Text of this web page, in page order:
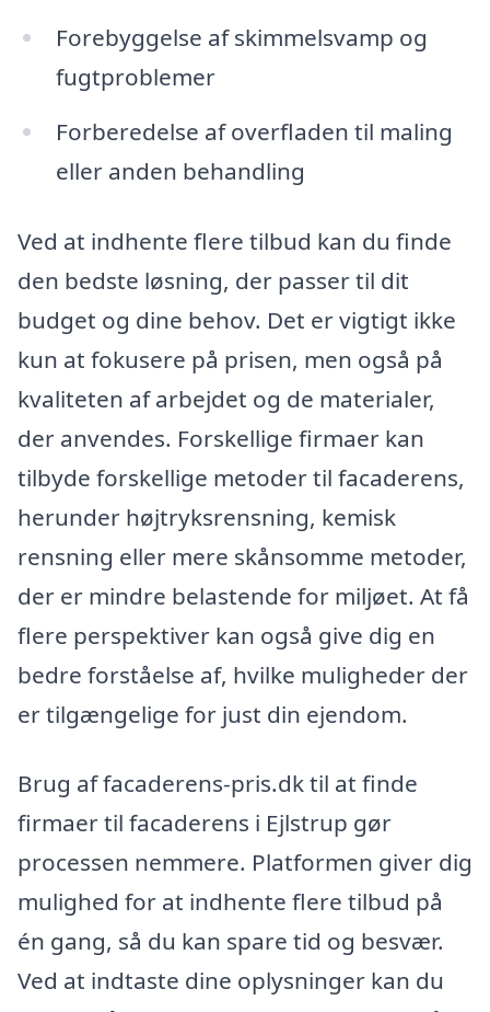
Forebyggelse af skimmelsvamp og
fugtproblemer
Forberedelse af overfladen til maling
eller anden behandling
Ved at indhente flere tilbud kan du finde
den bedste løsning, der passer til dit
budget og dine behov. Det er vigtigt ikke
kun at fokusere på prisen, men også på
kvaliteten af arbejdet og de materialer,
der anvendes. Forskellige firmaer kan
tilbyde forskellige metoder til facaderens,
herunder højtryksrensning, kemisk
rensning eller mere skånsomme metoder,
der er mindre belastende for miljøet. At få
flere perspektiver kan også give dig en
bedre forståelse af, hvilke muligheder der
er tilgængelige for just din ejendom.
Brug af facaderens-pris.dk til at finde
firmaer til facaderens i Ejlstrup gør
processen nemmere. Platformen giver dig
mulighed for at indhente flere tilbud på
én gang, så du kan spare tid og besvær.
Ved at indtaste dine oplysninger kan du